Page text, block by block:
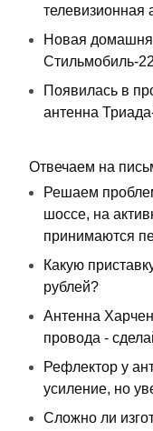
телевизионная
Новая
Стильмобиль-
Появилась в
антенна
Отвечаем на
Решаем
шоссе, на
принимаются
Какую
рублей?
Антенна
провода -
Рефлектор у
усиление, но
Сложно ли